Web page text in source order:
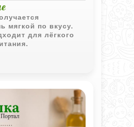
мягкой по вкусу.
для лёгкого